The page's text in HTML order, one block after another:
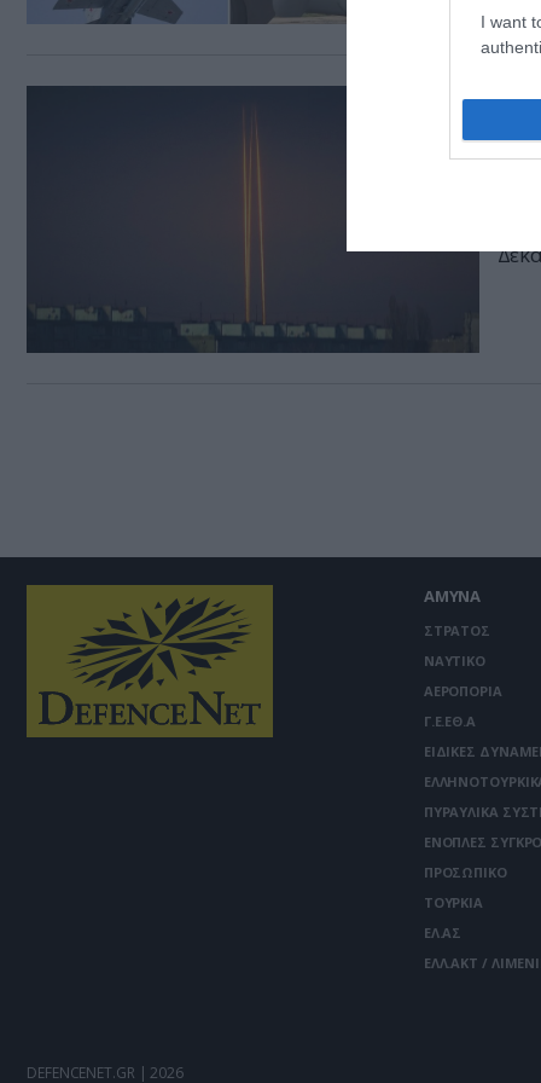
I want
ΑΜΥΝΑ
ΣΤΡΑΤΟΣ
ΝΑΥΤΙΚΟ
ΑΕΡΟΠΟΡΙΑ
Γ.Ε.ΕΘ.Α
ΕΙΔΙΚΕΣ
ΠΥΡΑΥΛΙΚΑ
ΕΝΟΠΛΕΣ
ΠΡΟΣΩΠΙΚΟ
ΤΟΥΡΚΙΑ
ΕΛ.ΑΣ
ΕΛΛ.ΑΚΤ /
DEFENCENET.GR | 2026